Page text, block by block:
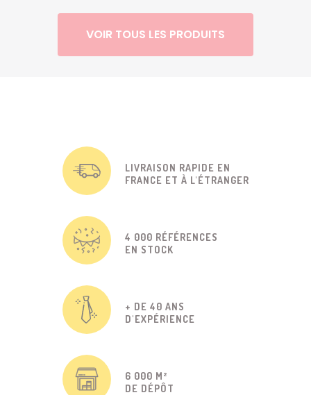
VOIR TOUS LES PRODUITS
LIVRAISON RAPIDE EN
FRANCE ET À L'ÉTRANGER
4 000 RÉFÉRENCES
EN STOCK
+ DE 40 ANS
D'EXPÉRIENCE
6 000 M²
DE DÉPÔT